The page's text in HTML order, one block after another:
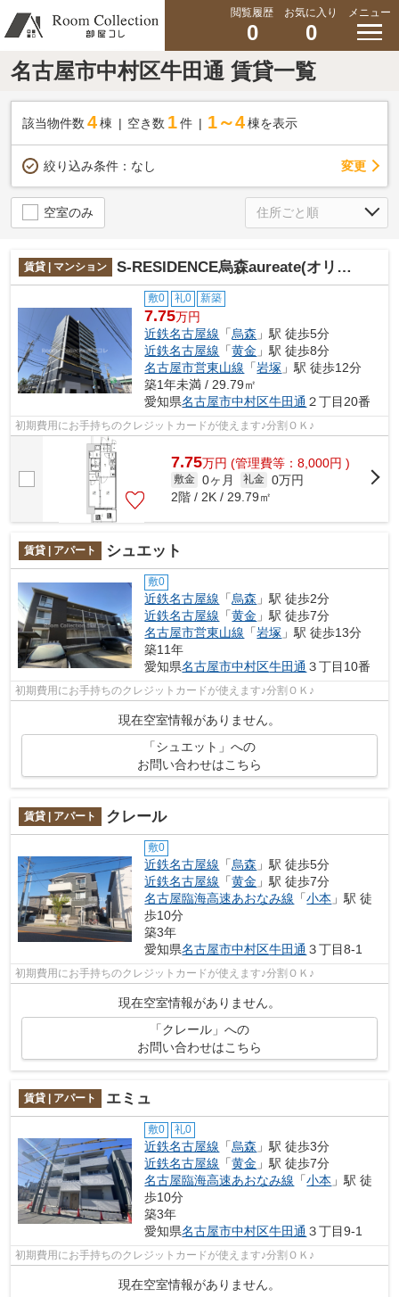
閲覧履歴
0
お気に入り
0
メニュー
名古屋市中村区牛田通 賃貸一覧
該当物件数 4棟 空き数 1 件 1～4 棟を表示
絞り込み条件： なし 変更
空室のみ
賃貸 | マンション S-RESIDENCE烏森aureate(オリート)
敷0 礼0 新築
7.75万円
近鉄名古屋線 「烏森 」駅 徒歩5分
近鉄名古屋線 「黄金 」駅 徒歩8分
名古屋市営東山線 「岩塚 」駅 徒歩12分
築1年未満 / 29.79㎡
愛知県名古屋市中村区牛田通 ２丁目20番
初期費用にお手持ちのクレジットカードが使えます♪分割ＯＫ♪
7.75万円 (管理費等：8,000円 )
敷金 0ヶ月 礼金 0万円
2階 / 2K / 29.79㎡
賃貸 | アパート シュエット
敷0
近鉄名古屋線 「烏森 」駅 徒歩2分
近鉄名古屋線 「黄金 」駅 徒歩7分
名古屋市営東山線 「岩塚 」駅 徒歩13分
築11年
愛知県名古屋市中村区牛田通 ３丁目10番
初期費用にお手持ちのクレジットカードが使えます♪分割ＯＫ♪
現在空室情報がありません。
「シュエット」への
お問い合わせはこちら
賃貸 | アパート クレール
敷0
近鉄名古屋線 「烏森 」駅 徒歩5分
近鉄名古屋線 「黄金 」駅 徒歩7分
名古屋臨海高速あおなみ線 「小本 」駅 徒
歩10分
築3年
愛知県名古屋市中村区牛田通 ３丁目8-1
初期費用にお手持ちのクレジットカードが使えます♪分割ＯＫ♪
現在空室情報がありません。
「クレール」への
お問い合わせはこちら
賃貸 | アパート エミュ
敷0 礼0
近鉄名古屋線 「烏森 」駅 徒歩3分
近鉄名古屋線 「黄金 」駅 徒歩7分
名古屋臨海高速あおなみ線 「小本 」駅 徒
歩10分
築3年
愛知県名古屋市中村区牛田通 ３丁目9‐1
初期費用にお手持ちのクレジットカードが使えます♪分割ＯＫ♪
現在空室情報がありません。